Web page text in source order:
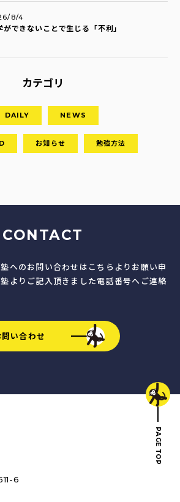
ができないことで生じる「不利」
8/4
カテゴリ
DAILY NEWS
お知らせ 勉強方法
CONTACT
へのお問い合わせはこちらよりお願い申
よりご記入頂きました電話番号へご連絡
問い合わせ
PAGE TOP
6